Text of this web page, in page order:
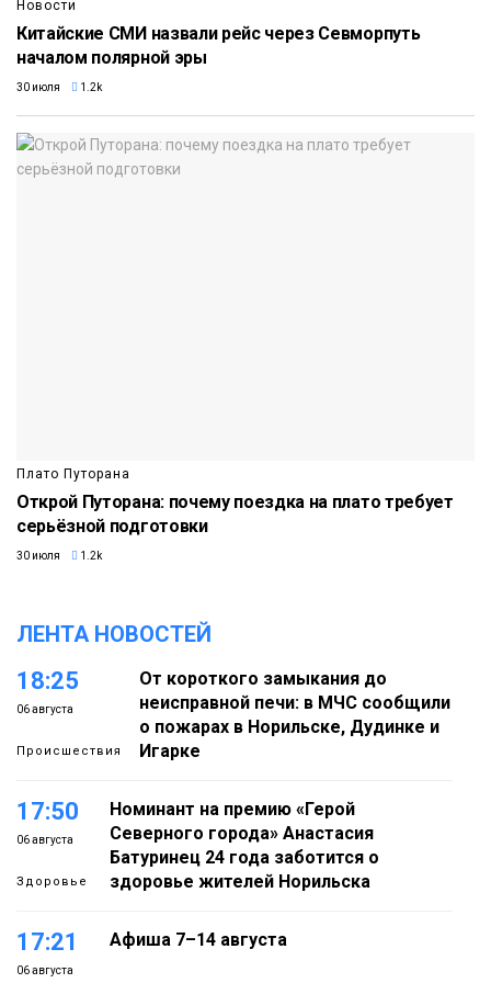
Новости
Китайские СМИ назвали рейс через Севморпуть
началом полярной эры
30 июля 1.2k
Плато Путорана
Открой Путорана: почему поездка на плато требует
серьёзной подготовки
30 июля 1.2k
ЛЕНТА НОВОСТЕЙ
18:25
06 августа
Происшествия
От короткого замыкания до
неисправной печи: в МЧС сообщили
о пожарах в Норильске, Дудинке и
Игарке
17:50
06 августа
Здоровье
Номинант на премию «Герой
Северного города» Анастасия
Батуринец 24 года заботится о
здоровье жителей Норильска
17:21
06 августа
Афиша 7–14 августа